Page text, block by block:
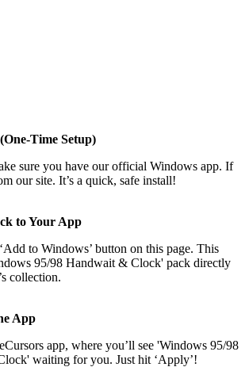
Time Setup)
sure you have our official Windows app. If
our site. It’s a quick, safe install!
to Your App
to Windows’ button on this page. This
95/98 Handwait & Clock' pack directly
collection.
App
app, where you’ll see 'Windows 95/98
waiting for you. Just hit ‘Apply’!